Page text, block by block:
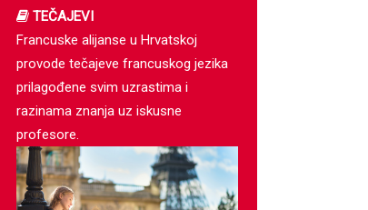
TEČAJEVI
Francuske alijanse u Hrvatskoj
provode tečajeve francuskog jezika
prilagođene svim uzrastima i
razinama znanja uz iskusne
profesore.